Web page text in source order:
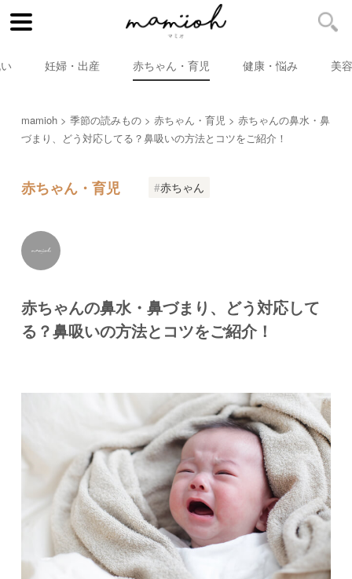
妊婦・出産 赤ちゃん・育児 健康・悩み 美
mamioh 季節の読みもの 赤ちゃん・育児
赤ちゃんの鼻水・鼻
づまり、どう対応してる？鼻吸いの方法とコツをご紹介！
赤ちゃん・育児 赤ちゃん
赤ちゃんの鼻水・鼻づまり、どう対応して
る？鼻吸いの方法とコツをご紹介！